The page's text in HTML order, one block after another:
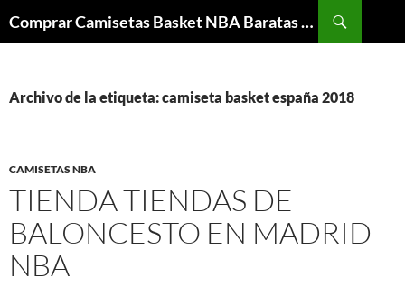
Comprar Camisetas Basket NBA Baratas 2024 2025 – Mi Camisetas NBA
Archivo de la etiqueta: camiseta basket españa 2018
CAMISETAS NBA
TIENDA TIENDAS DE
BALONCESTO EN MADRID
NBA